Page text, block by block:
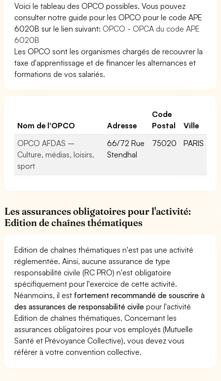
Voici le tableau des OPCO possibles. Vous pouvez
consulter notre guide pour les OPCO pour le code APE
6020B sur le lien suivant: OPCO - OPCA du code APE
6020B
Les OPCO sont les organismes chargés de recouvrer la
taxe d'apprentissage et de financer les alternances et
formations de vos salariés.
Nom de l'OPCO Adresse
Code
Postal
Ville
OPCO AFDAS –
Culture, médias, loisirs,
sport
66/72 Rue
Stendhal
75020 PARIS
Les assurances obligatoires pour l'activité:
Edition de chaînes thématiques
Edition de chaînes thématiques n'est pas une activité
réglementée. Ainsi, aucune assurance de type
responsabilité civile (RC PRO) n'est obligatoire
spécifiquement pour l'exercice de cette activité.
Néanmoins, il est fortement recommandé de souscrire à
des assurances de responsabilité civile pour l'activité
Edition de chaînes thématiques. Concernant les
assurances obligatoires pour vos employés (Mutuelle
Santé et Prévoyance Collective), vous devez vous
référer à votre convention collective.